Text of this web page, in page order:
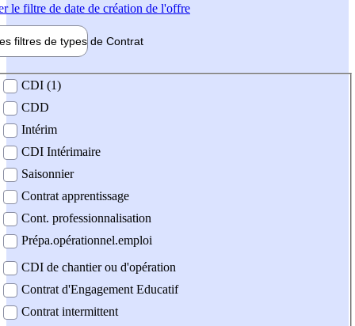
le filtre de date de création de l'offre
filtres de types de Contrat
contrat
CDI (1)
CDD
Intérim
CDI Intérimaire
Saisonnier
Contrat apprentissage
Cont. professionnalisation
Prépa.opérationnel.emploi
CDI de chantier ou d'opération
Contrat d'Engagement Educatif
Contrat intermittent